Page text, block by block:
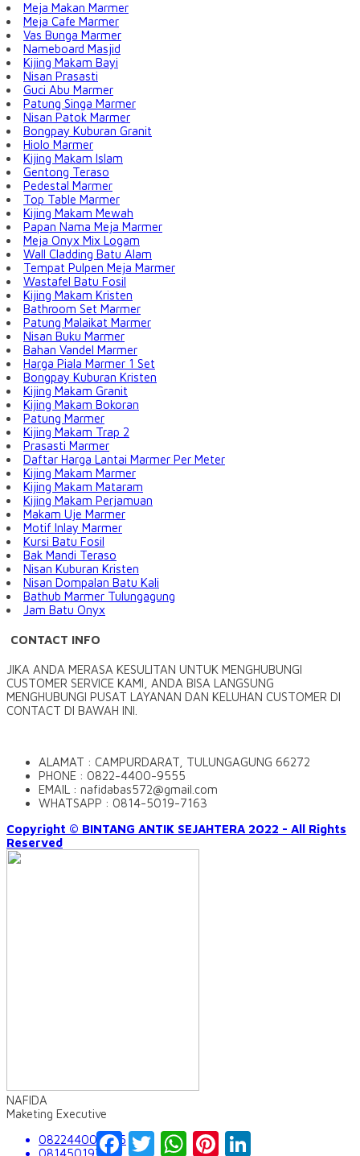
Meja Makan Marmer
Meja Cafe Marmer
Vas Bunga Marmer
Nameboard Masjid
Kijing Makam Bayi
Nisan Prasasti
Guci Abu Marmer
Patung Singa Marmer
Nisan Patok Marmer
Bongpay Kuburan Granit
Hiolo Marmer
Kijing Makam Islam
Gentong Teraso
Pedestal Marmer
Top Table Marmer
Kijing Makam Mewah
Papan Nama Meja Marmer
Meja Onyx Mix Logam
Wall Cladding Batu Alam
Tempat Pulpen Meja Marmer
Wastafel Batu Fosil
Kijing Makam Kristen
Bathroom Set Marmer
Patung Malaikat Marmer
Nisan Buku Marmer
Bahan Vandel Marmer
Harga Piala Marmer 1 Set
Bongpay Kuburan Kristen
Kijing Makam Granit
Kijing Makam Bokoran
Patung Marmer
Kijing Makam Trap 2
Prasasti Marmer
Daftar Harga Lantai Marmer Per Meter
Kijing Makam Marmer
Kijing Makam Mataram
Kijing Makam Perjamuan
Makam Uje Marmer
Motif Inlay Marmer
Kursi Batu Fosil
Bak Mandi Teraso
Nisan Kuburan Kristen
Nisan Dompalan Batu Kali
Bathub Marmer Tulungagung
Jam Batu Onyx
CONTACT INFO
JIKA ANDA MERASA KESULITAN UNTUK MENGHUBUNGI
CUSTOMER SERVICE KAMI, ANDA BISA LANGSUNG
MENGHUBUNGI PUSAT LAYANAN DAN KELUHAN CUSTOMER DI
CONTACT DI BAWAH INI.
ALAMAT : CAMPURDARAT, TULUNGAGUNG 66272
PHONE : 0822-4400-9555
EMAIL : nafidabas572@gmail.com
WHATSAPP : 0814-5019-7163
Copyright © BINTANG ANTIK SEJAHTERA 2022 - All Rights
Reserved
NAFIDA
Maketing Executive
082244009555
081450197163
FacebookTwitterWhatsAppPinterest